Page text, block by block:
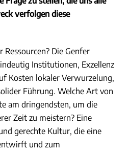
verfolgen diese
Die Genfer
Institutionen, Exzellenz
Kosten lokaler Verwurzelung,
Führung. Welche Art von
am dringendsten, um die
Zeit zu meistern? Eine
gerechte Kultur, die eine
und zum